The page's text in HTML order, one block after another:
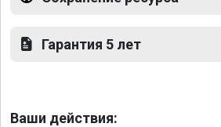
Гарантия 5 лет
Ваши действия: